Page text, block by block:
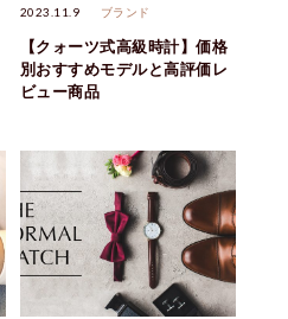
2023.11.9 ブランド
【クォーツ式高級時計】価格
別おすすめモデルと高評価レ
ビュー商品